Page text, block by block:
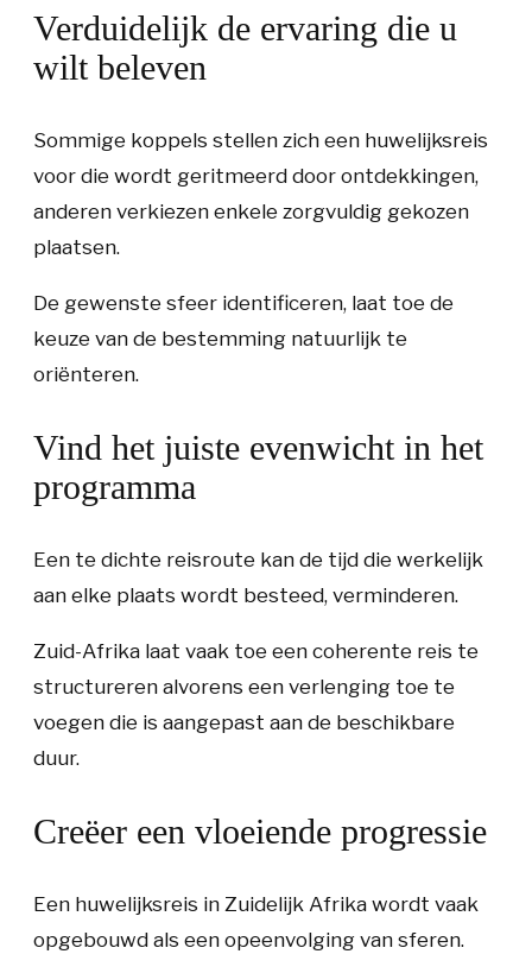
Verduidelijk de ervaring die u
wilt beleven
Sommige koppels stellen zich een huwelijksreis
voor die wordt geritmeerd door ontdekkingen,
anderen verkiezen enkele zorgvuldig gekozen
plaatsen.
De gewenste sfeer identificeren, laat toe de
keuze van de bestemming natuurlijk te
oriënteren.
Vind het juiste evenwicht in het
programma
Een te dichte reisroute kan de tijd die werkelijk
aan elke plaats wordt besteed, verminderen.
Zuid-Afrika laat vaak toe een coherente reis te
structureren alvorens een verlenging toe te
voegen die is aangepast aan de beschikbare
duur.
Creëer een vloeiende progressie
Een huwelijksreis in Zuidelijk Afrika wordt vaak
opgebouwd als een opeenvolging van sferen.